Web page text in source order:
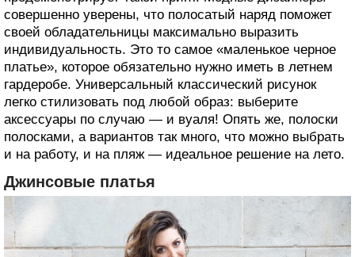
совершенно уверены, что полосатый наряд поможет
своей обладательницы максимально выразить
индивидуальность. Это то самое «маленькое черное
платье», которое обязательно нужно иметь в летнем
гардеробе. Универсальный классический рисунок
легко стилизовать под любой образ: выберите
аксессуары по случаю — и вуаля! Опять же, полоски
полосками, а вариантов так много, что можно выбрать
и на работу, и на пляж — идеальное решение на лето.
Джинсовые платья